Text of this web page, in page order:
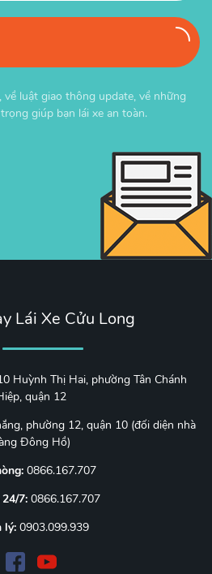
luật giao thông update, về những
giúp bạn lái xe an toàn.
Lái Xe Cửu Long
Huỳnh Thị Hai, phường Tân Chánh
quận 12
phường 12, quận 10 (đối diện nhà
Đông Hồ)
0866.167.707
7: 0866.167.707
lý:0903.099.939